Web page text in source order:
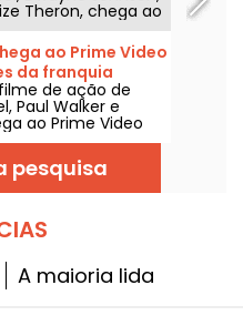
Theron, chega ao
de 2026.
ao Prime Video
da franquia
de ação de
Paul Walker e
ao Prime Video
com várias
pesquisa
A maioria lida